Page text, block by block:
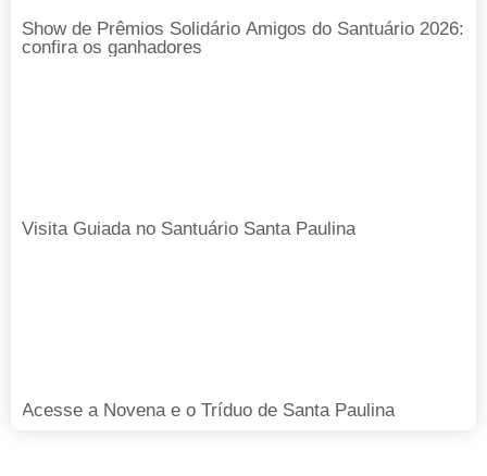
Show de Prêmios Solidário Amigos do Santuário 2026:
confira os ganhadores
Visita Guiada no Santuário Santa Paulina
Acesse a Novena e o Tríduo de Santa Paulina